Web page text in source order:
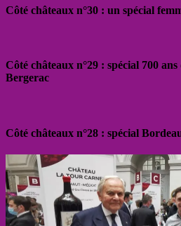
Côté châteaux n°30 : un spécial
Côté châteaux n°29 : spécial 700
Bergerac
Côté châteaux n°28 : spécial